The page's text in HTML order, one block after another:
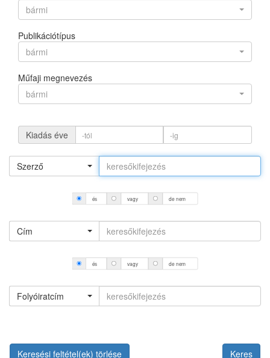
bármi
Publikációtípus
bármi
Műfaji megnevezés
bármi
Kiadás éve
Szerző
és vagy de nem
Cím
és vagy de nem
Folyóiratcím
Keresési feltétel(ek) törlése